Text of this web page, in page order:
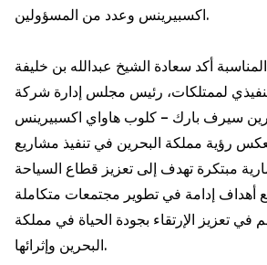
اكسبيرينس وعدد من المسؤولين.
أكد سعادة الشيخ عبدالله بن خليفة
لممتلكات، رئيس مجلس إدارة شركة
سيرف بارك – كلوب هاواي اكسبيرينس
رؤية مملكة البحرين في تنفيذ مشاريع
مبتكرة تهدف إلى تعزيز قطاع السياحة
أهداف إدامة في تطوير مجتمعات متكاملة
تعزيز الإرتقاء بجودة الحياة في مملكة
البحرين وإثرائها.